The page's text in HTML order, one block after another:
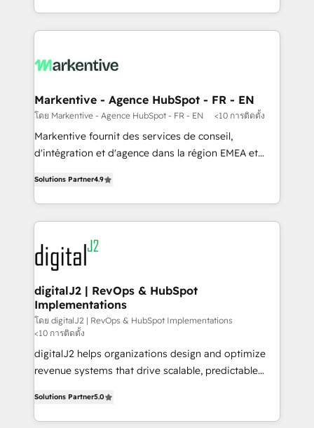
Integrations: Extend HubSpot with custom
Win more business - Reduce no-shows - Improve
lead & deal conversion rates - Scale with less
What do you get? 🤓 Our client's are too busy to
Personal Consultant + Tech Team to handle the
heavy lifting of mapping out AND building your ideal
system. + Get best practices and 'don't know what
you don't know' recommendations to maximize
6,500+ Partners) and was named 2023 HubSpot
Partner of the Year 💥 Trusted by 2,500+ companies
www.onthefuze.com/hubspot-admin Contact us to
learn more!
Markentive - Agence HubSpot - FR - EN
โดย Markentive - Agence HubSpot - FR - EN <10 การติดตั้ง
Markentive fournit des services de conseil,
d'intégration et d'agence dans la région EMEA et
marketing automation, Growth, Revops, CRM et
webdesign. Markentive is both a consulting firm, a
digital agency and an integrator. With over 115
experts in marketing automation, growth, revops,
CRM and webdesign (We focus on EMEA - USA
customers).
Solutions Partner4.9
digitalJ2 | RevOps & HubSpot
Implementations
โดย digitalJ2 | RevOps & HubSpot Implementations
<10 การติดตั้ง
digitalJ2 helps organizations design and optimize
revenue systems that drive scalable, predictable
Partner, we specialize in both strategic RevOps
planning and hands-on technical execution - building
Solutions Partner5.0